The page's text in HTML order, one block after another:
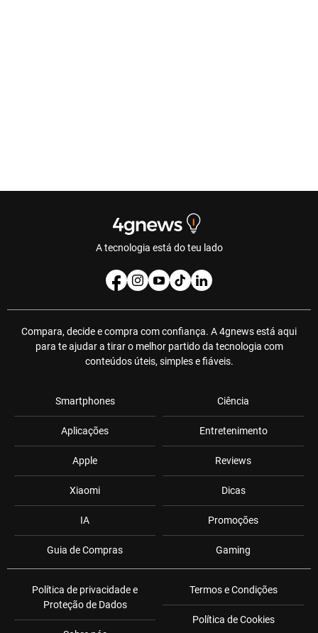
A tecnologia está do teu lado
Compara, decide e compra com confiança. A 4gnews está aqui
para te ajudar a tirar o melhor partido da tecnologia com
conteúdos úteis, simples e fiáveis.
Smartphones
Aplicações
Apple
Xiaomi
IA
Guia de Compras
Ciência
Entretenimento
Reviews
Dicas
Promoções
Gaming
Política de privacidade e
Proteção de Dados
Termos e Condições
Política de Cookies